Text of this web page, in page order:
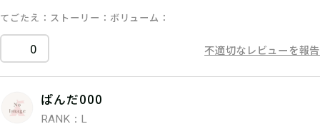
てごたえ ストーリー ボリューム
0 不適切なレビューを報告
ぱんだ000
RANK：L